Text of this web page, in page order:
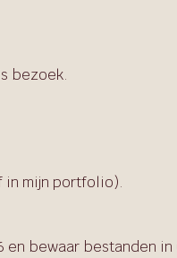
bezoek.
in mijn portfolio).
bewaar bestanden in